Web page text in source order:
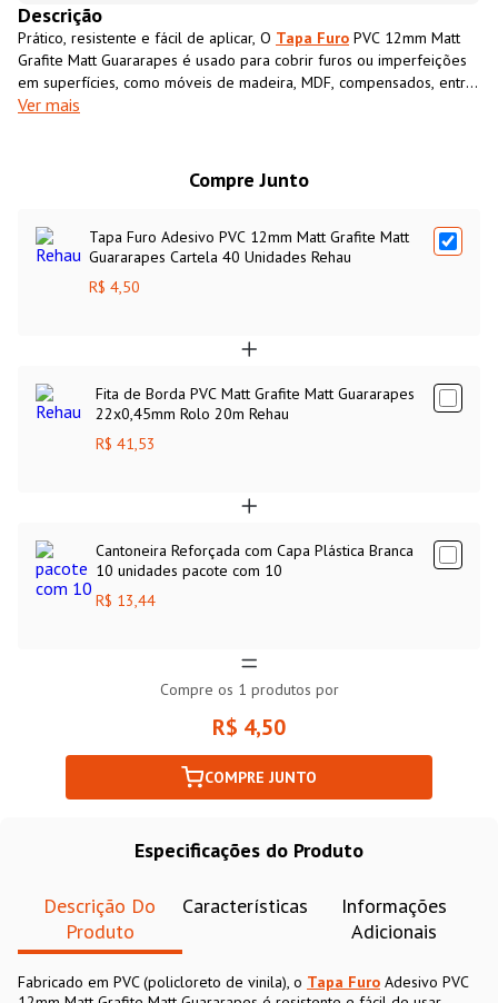
Descrição
Prático, resistente e fácil de aplicar, O Tapa Furo PVC 12mm Matt
Grafite Matt Guararapes é usado para cobrir furos ou imperfeições
em superfícies, como móveis de madeira, MDF, compensados, entre
outros. Projetado para ser aplicado diretamente sobre o furo ou a
proporcionando um acabamento limpo e uniforme.
Ver mais
Compre Junto
Tapa Furo Adesivo PVC 12mm Matt Grafite Matt
Guararapes Cartela 40 Unidades Rehau
R$ 4,50
Fita de Borda PVC Matt Grafite Matt Guararapes
22x0,45mm Rolo 20m Rehau
R$ 41,53
Cantoneira Reforçada com Capa Plástica Branca
10 unidades pacote com 10
R$ 13,44
Compre os 1 produtos por
R$ 4,50
COMPRE JUNTO
Especificações do Produto
Descrição Do
Produto
Características
Informações
Adicionais
Fabricado em PVC (policloreto de vinila), o Tapa Furo Adesivo PVC